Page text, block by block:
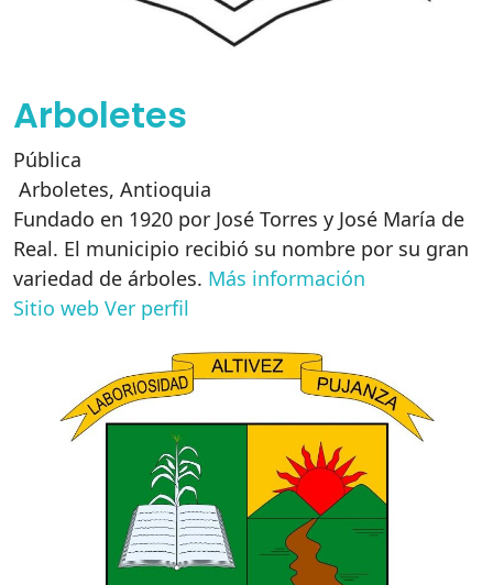
Arboletes
Pública
Arboletes, Antioquia
Fundado en 1920 por José Torres y José María de
Real. El municipio recibió su nombre por su gran
variedad de árboles. Más información
Sitio web Ver perfil